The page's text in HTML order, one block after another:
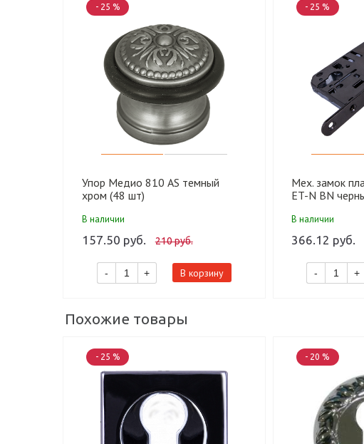
- 25 %
Упор Медио 810 AS темный
хром (48 шт)
В наличии
157.50 руб. 210 руб.
- + В корзину
- 25 %
Мех. замок
ET-N BN
В наличии
366.12 руб.
- +
Похожие товары
- 25 % - 20 %